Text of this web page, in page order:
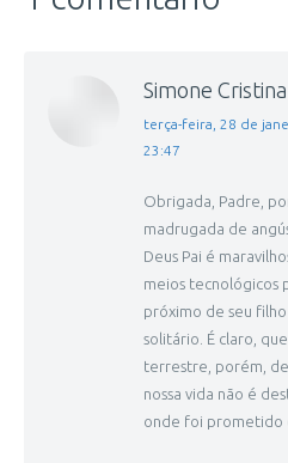
Simone
disse:
terça-feira, 28 de
23:47
Obrigada, Padre,
madrugada de
Deus Pai é
meios tecnológicos
próximo de seu
solitário. É claro,
terrestre, porém,
nossa vida não é
onde foi prometido